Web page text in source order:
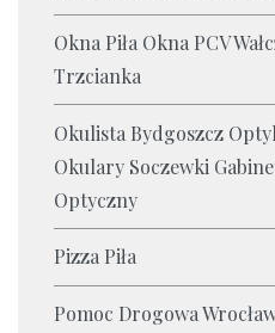
Okna Piła Okna PCV
Trzcianka
Okulista Bydgoszcz
Okulary Soczewki
Optyczny
Pizza Piła
Pomoc Drogowa